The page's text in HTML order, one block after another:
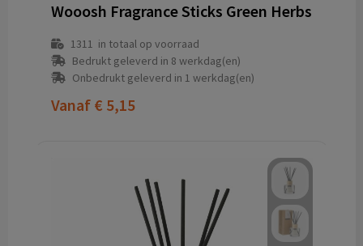
Wooosh Fragrance Sticks Green Herbs
1311 in totaal op voorraad
Bedrukt geleverd in 8 werkdag(en)
Onbedrukt geleverd in 1 werkdag(en)
Vanaf € 5,15